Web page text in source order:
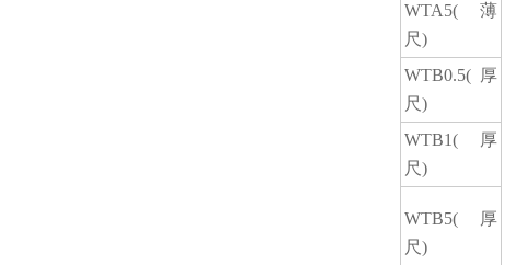
WTA5(薄
尺)
WTB0.5(厚
尺)
WTB1(厚
尺)
WTB5(厚
尺)